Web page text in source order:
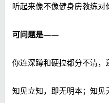
听起来像不像健身房教练对
可问题是——
你连深蹲和硬拉都分不清，
知见立知，即无明本；知见